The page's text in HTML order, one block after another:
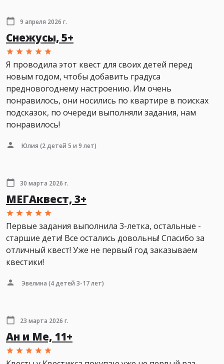
9 апреля 2026 г.
Снежусы, 5+
Я проводила этот квест для своих детей перед
новым годом, чтобы добавить градуса
предновогоднему настроению. Им очень
понравилось, они носились по квартире в поисках
подсказок, по очереди выполняли задания, нам
понравилось!
Юлия (2 детей 5 и 9 лет)
30 марта 2026 г.
МЕГАквест, 3+
Первые задания выполнила 3-летка, остальные -
старшие дети! Все остались довольны! Спасибо за
отличный квест! Уже не первый год заказываем
квестики!
Эвелина (4 детей 3-17 лет)
23 марта 2026 г.
Ан и Ме, 11+